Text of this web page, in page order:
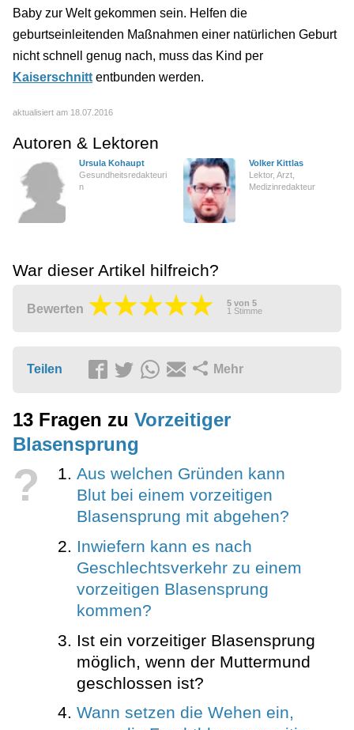
Baby zur Welt gekommen sein. Helfen die
geburtseinleitenden Maßnahmen einer natürlichen Geburt
nicht schnell genug nach, muss das Kind per
Kaiserschnitt entbunden werden.
aktualisiert am 18.07.2016
Autoren & Lektoren
Ursula Kohaupt
Gesundheitsredakteuri
n
Volker Kittlas
Lektor, Arzt,
Medizinredakteur
War dieser Artikel hilfreich?
Bewerten 5 von 5
1 Stimme
Teilen Mehr
13 Fragen zu Vorzeitiger
Blasensprung
?
Aus welchen Gründen kann
Blut bei einem vorzeitigen
Blasensprung mit abgehen?
Inwiefern kann es nach
Geschlechtsverkehr zu einem
vorzeitigen Blasensprung
kommen?
Ist ein vorzeitiger Blasensprung
möglich, wenn der Muttermund
geschlossen ist?
Wann setzen die Wehen ein,